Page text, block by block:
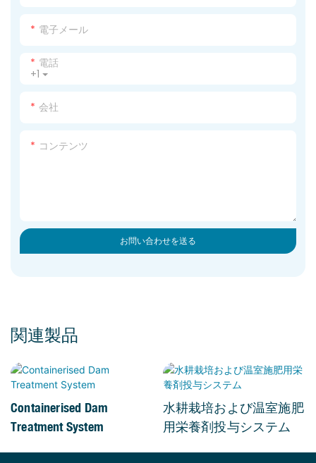
電子メール
+1
電話
会社
コンテンツ
お問い合わせを送る
関連製品
Containerised Dam
Treatment System
水耕栽培および温室施肥
用栄養剤投与システム